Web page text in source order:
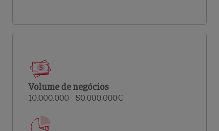
Volume de negócios
10.000.000 - 50.000.000€